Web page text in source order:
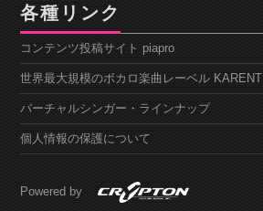
各種リンク
コンテンツ投稿サイト piapro
世界最大規模のボカロ楽曲レーベル KARENT
バーチャルシンガー・ラインナップ
個人情報の保護について
Powered by